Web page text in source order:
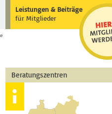
Leistungen & Beiträge
für Mitglieder
Beratungszentren